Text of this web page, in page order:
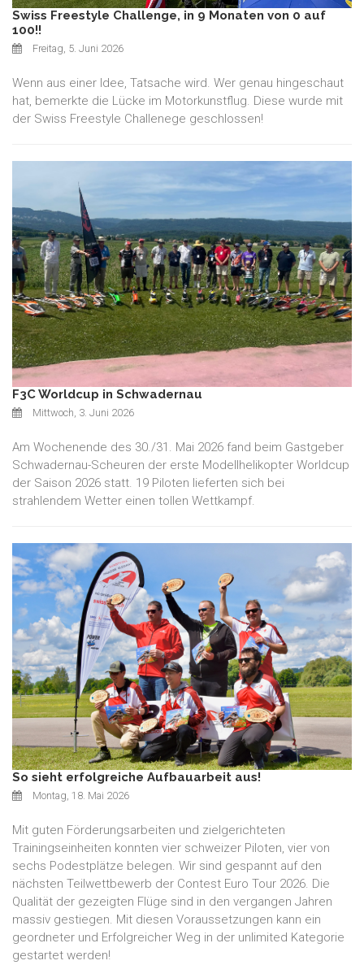
Swiss Freestyle Challenge, in 9 Monaten von 0 auf
100!!
Freitag, 5. Juni 2026
Wenn aus einer Idee, Tatsache wird. Wer genau hingeschaut
hat, bemerkte die Lücke im Motorkunstflug. Diese wurde mit
der Swiss Freestyle Challenege geschlossen!
F3C Worldcup in Schwadernau
Mittwoch, 3. Juni 2026
Am Wochenende des 30./31. Mai 2026 fand beim Gastgeber
Schwadernau-Scheuren der erste Modellhelikopter Worldcup
der Saison 2026 statt. 19 Piloten lieferten sich bei
strahlendem Wetter einen tollen Wettkampf.
So sieht erfolgreiche Aufbauarbeit aus!
Montag, 18. Mai 2026
Mit guten Förderungsarbeiten und zielgerichteten
Trainingseinheiten konnten vier schweizer Piloten, vier von
sechs Podestplätze belegen. Wir sind gespannt auf den
nächsten Teilwettbewerb der Contest Euro Tour 2026. Die
Qualität der gezeigten Flüge sind in den vergangen Jahren
massiv gestiegen. Mit diesen Voraussetzungen kann ein
geordneter und Erfolgreicher Weg in der unlimited Kategorie
gestartet werden!